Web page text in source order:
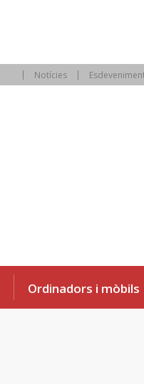
Notícies
Ordinadors i mòbils